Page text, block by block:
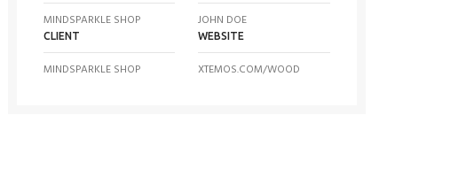
MINDSPARKLE SHOP JOHN DOE
CLIENT
MINDSPARKLE SHOP
WEBSITE
XTEMOS.COM/WOOD